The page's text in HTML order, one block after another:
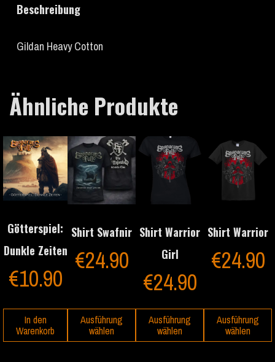
Beschreibung
Gildan Heavy Cotton
Ähnliche Produkte
Götterspiel:
Dunkle Zeiten
€10.90
In den
Warenkorb
Shirt Swafnir
€24.90
Ausführung
wählen
Shirt Warrior
Girl
€24.90
Ausführung
wählen
Shirt Warrior
€24.90
Ausführung
wählen